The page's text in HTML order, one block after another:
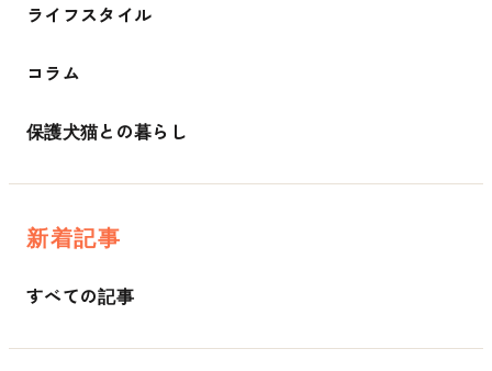
ライフスタイル
コラム
保護犬猫との暮らし
新着記事
すべての記事